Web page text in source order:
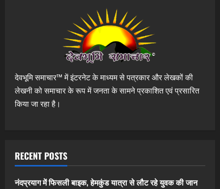
देवभूमि समाचार™ में इंटरनेट के माध्यम से पत्रकार और लेखकों की
लेखनी को समाचार के रूप में जनता के सामने प्रकाशित एवं प्रसारित
किया जा रहा है।
RECENT POSTS
नंदप्रयाग में फिसली बाइक, हेमकुंड यात्रा से लौट रहे युवक की जान